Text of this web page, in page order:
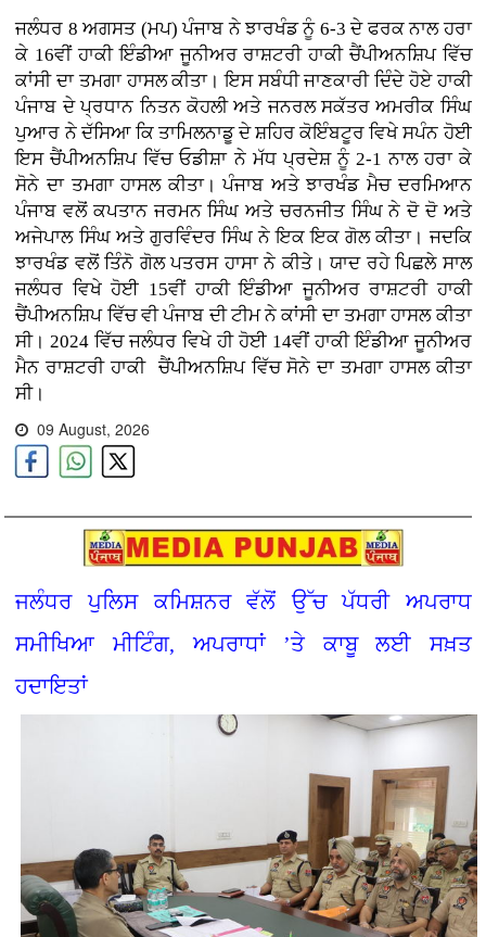
ਜਲੰਧਰ 8 ਅਗਸਤ (ਮਪ) ਪੰਜਾਬ ਨੇ ਝਾਰਖੰਡ ਨੂੰ 6-3 ਦੇ ਫਰਕ ਨਾਲ ਹਰਾ
ਕੇ 16ਵੀਂ ਹਾਕੀ ਇੰਡੀਆ ਜੂਨੀਅਰ ਰਾਸ਼ਟਰੀ ਹਾਕੀ ਚੈਂਪੀਅਨਸ਼ਿਪ ਵਿੱਚ
ਕਾਂਸੀ ਦਾ ਤਮਗਾ ਹਾਸਲ ਕੀਤਾ। ਇਸ ਸਬੰਧੀ ਜਾਣਕਾਰੀ ਦਿੰਦੇ ਹੋਏ ਹਾਕੀ
ਪੰਜਾਬ ਦੇ ਪ੍ਰਧਾਨ ਨਿਤਨ ਕੋਹਲੀ ਅਤੇ ਜਨਰਲ ਸਕੱਤਰ ਅਮਰੀਕ ਸਿੰਘ
ਪੁਆਰ ਨੇ ਦੱਸਿਆ ਕਿ ਤਾਮਿਲਨਾਡੂ ਦੇ ਸ਼ਹਿਰ ਕੋਇੰਬਟੂਰ ਵਿਖੇ ਸਪੰਨ ਹੋਈ
ਇਸ ਚੈਂਪੀਅਨਸ਼ਿਪ ਵਿੱਚ ਓਡੀਸ਼ਾ ਨੇ ਮੱਧ ਪ੍ਰਦੇਸ਼ ਨੂੰ 2-1 ਨਾਲ ਹਰਾ ਕੇ
ਸੋਨੇ ਦਾ ਤਮਗਾ ਹਾਸਲ ਕੀਤਾ। ਪੰਜਾਬ ਅਤੇ ਝਾਰਖੰਡ ਮੈਚ ਦਰਮਿਆਨ
ਪੰਜਾਬ ਵਲੋਂ ਕਪਤਾਨ ਜਰਮਨ ਸਿੰਘ ਅਤੇ ਚਰਨਜੀਤ ਸਿੰਘ ਨੇ ਦੋ ਦੋ ਅਤੇ
ਅਜੇਪਾਲ ਸਿੰਘ ਅਤੇ ਗੁਰਵਿੰਦਰ ਸਿੰਘ ਨੇ ਇਕ ਇਕ ਗੋਲ ਕੀਤਾ। ਜਦਕਿ
ਝਾਰਖੰਡ ਵਲੋਂ ਤਿੰਨੋ ਗੋਲ ਪਤਰਸ ਹਾਸਾ ਨੇ ਕੀਤੇ। ਯਾਦ ਰਹੇ ਪਿਛਲੇ ਸਾਲ
ਜਲੰਧਰ ਵਿਖੇ ਹੋਈ 15ਵੀਂ ਹਾਕੀ ਇੰਡੀਆ ਜੂਨੀਅਰ ਰਾਸ਼ਟਰੀ ਹਾਕੀ
ਚੈਂਪੀਅਨਸ਼ਿਪ ਵਿੱਚ ਵੀ ਪੰਜਾਬ ਦੀ ਟੀਮ ਨੇ ਕਾਂਸੀ ਦਾ ਤਮਗਾ ਹਾਸਲ ਕੀਤਾ
ਸੀ। 2024 ਵਿੱਚ ਜਲੰਧਰ ਵਿਖੇ ਹੀ ਹੋਈ 14ਵੀਂ ਹਾਕੀ ਇੰਡੀਆ ਜੂਨੀਅਰ
ਮੈਨ ਰਾਸ਼ਟਰੀ ਹਾਕੀ ਚੈਂਪੀਅਨਸ਼ਿਪ ਵਿੱਚ ਸੋਨੇ ਦਾ ਤਮਗਾ ਹਾਸਲ ਕੀਤਾ
ਸੀ।
09 August, 2026
ਜਲੰਧਰ ਪੁਲਿਸ ਕਮਿਸ਼ਨਰ ਵੱਲੋਂ ਉੱਚ ਪੱਧਰੀ ਅਪਰਾਧ
ਸਮੀਖਿਆ ਮੀਟਿੰਗ, ਅਪਰਾਧਾਂ ’ਤੇ ਕਾਬੂ ਲਈ ਸਖ਼ਤ
ਹਦਾਇਤਾਂ